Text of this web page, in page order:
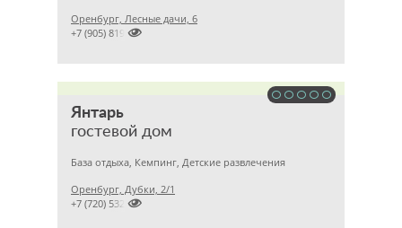
Оренбург, Лесные дачи, 6

+7 (905) 8193636
Янтарь
гостевой дом
База отдыха, Кемпинг, Детские развлечения
Оренбург, Дубки, 2/1

+7 (720) 532